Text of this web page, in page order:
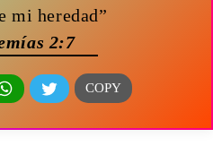
mi heredad”
2:7